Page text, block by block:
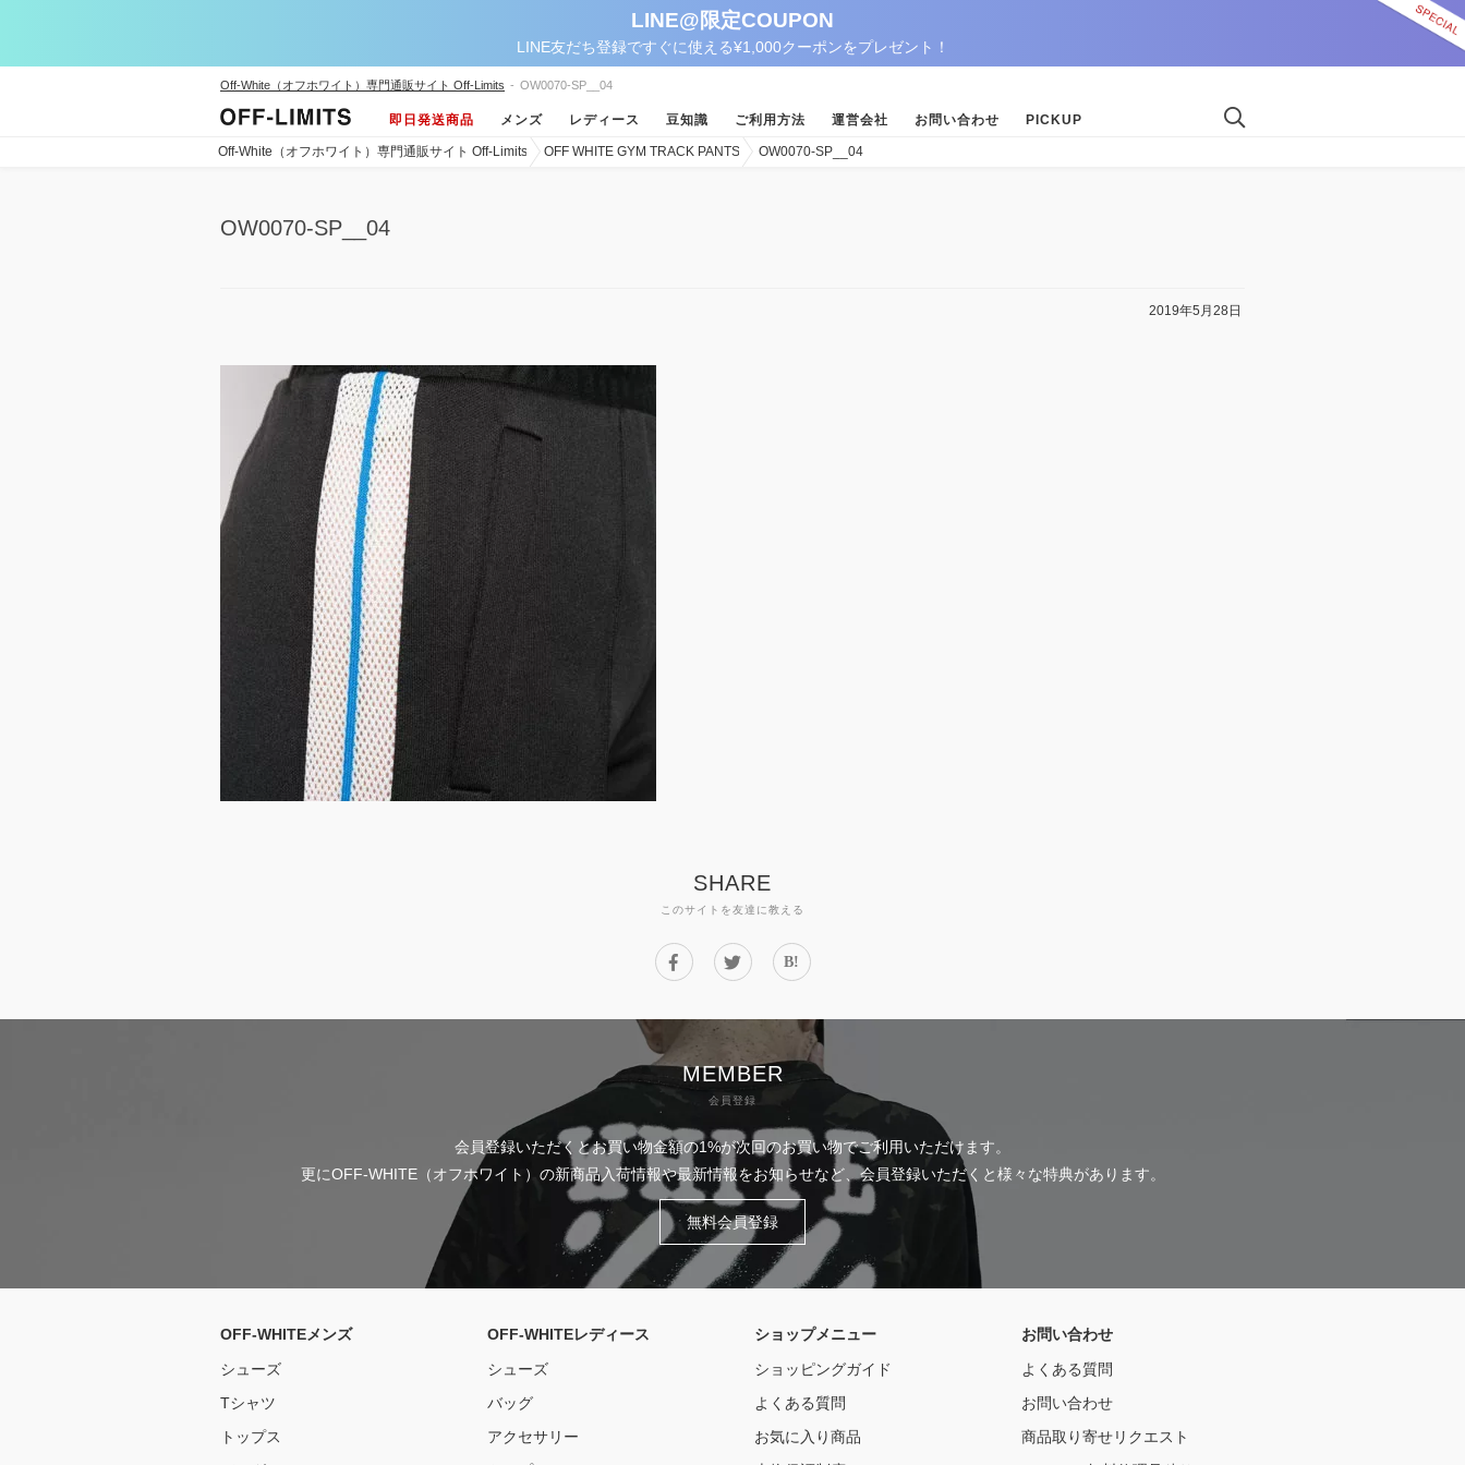
LINE@限定COUPON
LINE友だち登録ですぐに使える¥1,000クーポンをプレゼント！
Off-White（オフホワイト）専門通販サイト Off-Limits - OW0070-SP__04
即日発送商品 メンズ レディース 豆知識 ご利用方法 運営会社 お問い合わせ PICKUP
Off-White（オフホワイト）専門通販サイト Off-Limits OFF WHITE GYM TRACK PANTS OW0070-SP__04
OW0070-SP__04
2019年5月28日
SHARE
このサイトを友達に教える
B!
MEMBER
会員登録
会員登録いただくとお買い物金額の1%が次回のお買い物でご利用いただけます。
更にOFF-WHITE（オフホワイト）の新商品入荷情報や最新情報をお知らせなど、会員登録いただくと様々な特典があります。
無料会員登録
OFF-WHITEメンズ
シューズ
Tシャツ
トップス
OFF-WHITEレディース
シューズ
バッグ
アクセサリー
ショップメニュー
ショッピングガイド
よくある質問
お気に入り商品
お問い合わせ
よくある質問
お問い合わせ
商品取り寄せリクエスト